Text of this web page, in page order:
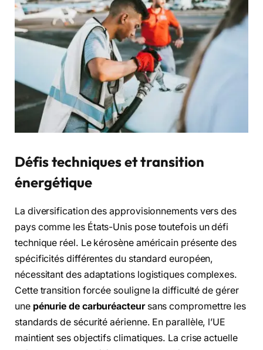
Défis techniques et transition
énergétique
La diversification des approvisionnements vers des
pays comme les États-Unis pose toutefois un défi
technique réel. Le kérosène américain présente des
spécificités différentes du standard européen,
nécessitant des adaptations logistiques complexes.
Cette transition forcée souligne la difficulté de gérer
une pénurie de carburéacteursans compromettre les
standards de sécurité aérienne. En parallèle, l’UE
maintient ses objectifs climatiques. La crise actuelle